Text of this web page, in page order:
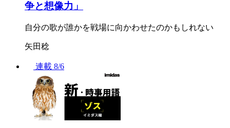
争と想像力」
自分の歌が誰かを戦場に向かわせたのかもしれない
矢田稔
連載 8/6